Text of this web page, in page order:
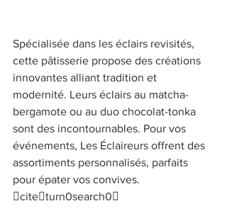
Spécialisée dans les éclairs revisités,
cette pâtisserie propose des créations
innovantes alliant tradition et
modernité. Leurs éclairs au matcha-
bergamote ou au duo chocolat-tonka
sont des incontournables. Pour vos
événements, Les Éclaireurs offrent des
assortiments personnalisés, parfaits
pour épater vos convives.
citeturn0search0